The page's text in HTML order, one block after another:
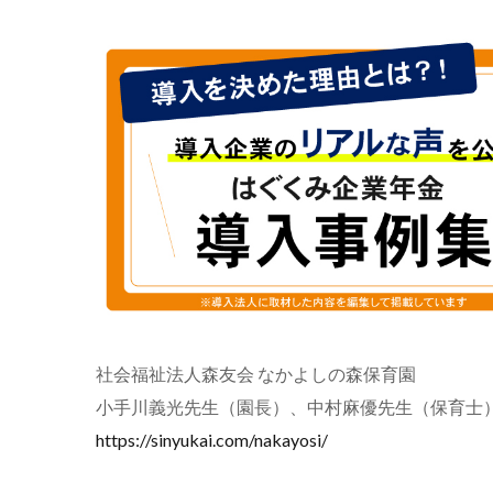
社会福祉法人森友会 なかよしの森保育園
小手川義光先生（園長）、中村麻優先生（保育士
https://sinyukai.com/nakayosi/